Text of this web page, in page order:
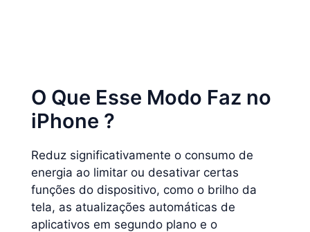
O Que Esse Modo Faz no
iPhone ?
Reduz significativamente o consumo de
energia ao limitar ou desativar certas
funções do dispositivo, como o brilho da
tela, as atualizações automáticas de
aplicativos em segundo plano e o